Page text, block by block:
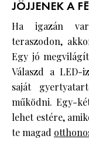
JÖJJENEK A
Ha igazán
teraszodon,
Egy jó
Válaszd a LED-
saját
működni. Egy-
lehet estére,
te magad